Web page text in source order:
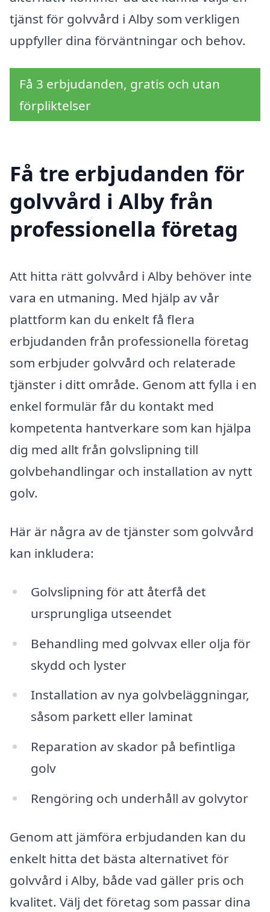
tjänst för golvvård i Alby som verkligen
uppfyller dina förväntningar och behov.
Få 3 erbjudanden, gratis och utan
förpliktelser
Få tre erbjudanden för
golvvård i Alby från
professionella företag
Att hitta rätt golvvård i Alby behöver inte
vara en utmaning. Med hjälp av vår
plattform kan du enkelt få flera
erbjudanden från professionella företag
som erbjuder golvvård och relaterade
tjänster i ditt område. Genom att fylla i en
enkel formulär får du kontakt med
kompetenta hantverkare som kan hjälpa
dig med allt från golvslipning till
golvbehandlingar och installation av nytt
golv.
Här är några av de tjänster som golvvård
kan inkludera:
Golvslipning för att återfå det
ursprungliga utseendet
Behandling med golvvax eller olja för
skydd och lyster
Installation av nya golvbeläggningar,
såsom parkett eller laminat
Reparation av skador på befintliga
golv
Rengöring och underhåll av golvytor
Genom att jämföra erbjudanden kan du
enkelt hitta det bästa alternativet för
golvvård i Alby, både vad gäller pris och
kvalitet. Välj det företag som passar dina